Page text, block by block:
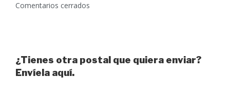
Comentarios cerrados
¿Tienes otra postal que quiera enviar?
Envíela aquí.